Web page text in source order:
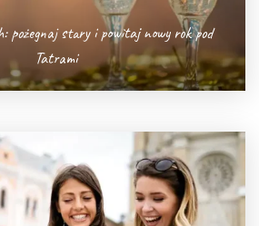
pożegnaj stary i powitaj nowy rok pod
Tatrami